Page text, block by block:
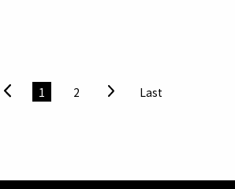
沒有蒐藏過東西的人，不懂蒐藏的樂
一個人的樂趣」、「該讓她知道兩性憑
紛發表自己的看法。
1 2 Last